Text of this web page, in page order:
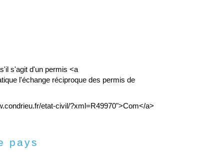
s'agit d'un permis <a
l'échange réciproque des permis de
etat-civil/?xml=R49970">Com</a>
pays